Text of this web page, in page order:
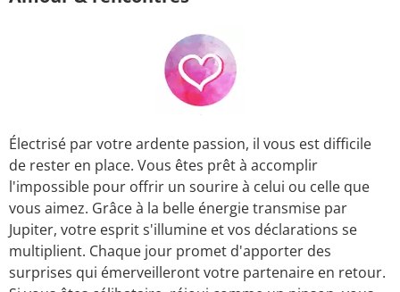
Électrisé par votre ardente passion, il vous est difficile
de rester en place. Vous êtes prêt à accomplir
l'impossible pour offrir un sourire à celui ou celle que
vous aimez. Grâce à la belle énergie transmise par
Jupiter, votre esprit s'illumine et vos déclarations se
multiplient. Chaque jour promet d'apporter des
surprises qui émerveilleront votre partenaire en retour.